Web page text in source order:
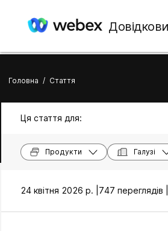
Головна / Стаття
Ця стаття для:
Продукти Галузі
24 квітня 2026 р. | 747 переглядів |